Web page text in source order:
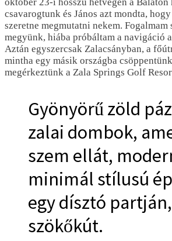
csavarogtunk és János azt mondta,
szeretne megmutatni nekem. Fogalmam
megyünk, hiába próbáltam a navigáció
Aztán egyszercsak Zalacsányban, a
mintha egy másik országba
megérkeztünk a Zala Springs Golf
Gyönyörű zöld
zalai dombok,
szem ellát,
minimál stílusú
egy dísztó
szökőkút.